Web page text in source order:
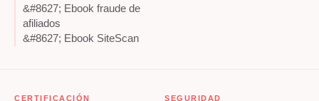
&#8627; Ebook fraude de
afiliados
&#8627; Ebook SiteScan
CERTIFICACIÓN SEGURIDAD